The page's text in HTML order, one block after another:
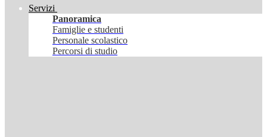
Servizi
Panoramica
Famiglie e studenti
Personale scolastico
Percorsi di studio